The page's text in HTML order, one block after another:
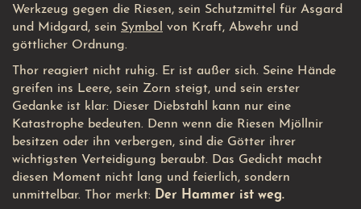
Werkzeug gegen die Riesen, sein Schutzmittel für Asgard
und Midgard, sein Symbol
von Kraft, Abwehr und
göttlicher Ordnung.
Thor reagiert nicht ruhig. Er ist außer sich. Seine Hände
greifen ins Leere, sein Zorn steigt, und sein erster
Gedanke ist klar: Dieser Diebstahl kann nur eine
Katastrophe bedeuten. Denn wenn die Riesen Mjöllnir
besitzen oder ihn verbergen, sind die Götter ihrer
wichtigsten Verteidigung beraubt. Das Gedicht macht
diesen Moment nicht lang und feierlich, sondern
unmittelbar. Thor merkt: Der Hammer ist weg.